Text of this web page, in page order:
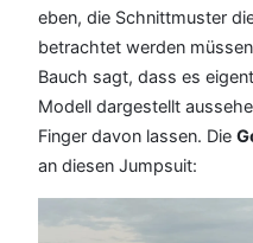
eben, die Schnittmuster
betrachtet werden
Bauch sagt, dass es
Modell dargestellt
Finger davon lassen. Die
an diesen Jumpsuit: